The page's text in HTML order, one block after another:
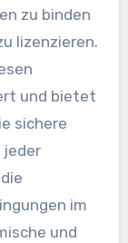
zu binden
lizenzieren.
und bietet
sichere
jeder
im
und